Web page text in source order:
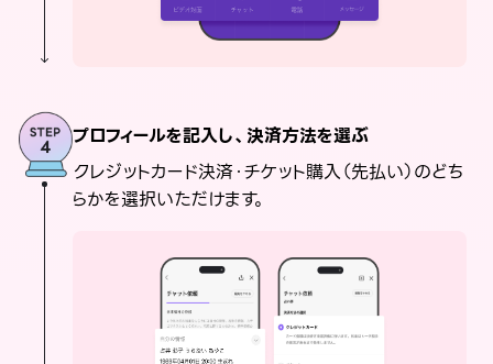
プロフィールを記入し、決済方法を選ぶ
クレジットカード決済・チケット購入（先払い）のどち
らかを選択いただけます。